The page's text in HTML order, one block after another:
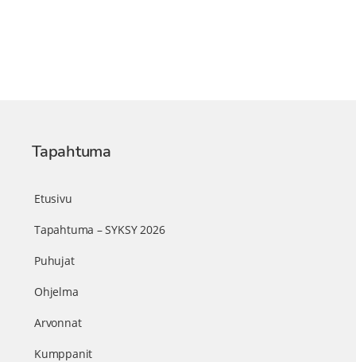
Tapahtuma
Etusivu
Tapahtuma – SYKSY 2026
Puhujat
Ohjelma
Arvonnat
Kumppanit